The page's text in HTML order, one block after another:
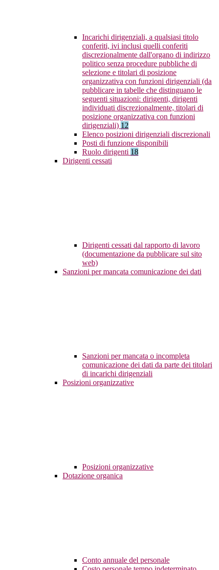
Incarichi dirigenziali, a qualsiasi titolo
conferiti, ivi inclusi quelli conferiti
discrezionalmente dall'organo di indirizzo
politico senza procedure pubbliche di
selezione e titolari di posizione
organizzativa con funzioni dirigenziali (da
pubblicare in tabelle che distinguano le
seguenti situazioni: dirigenti, dirigenti
individuati discrezionalmente, titolari di
posizione organizzativa con funzioni
dirigenziali) 12
Elenco posizioni dirigenziali discrezionali
Posti di funzione disponibili
Ruolo dirigenti 18
Dirigenti cessati
Dirigenti cessati dal rapporto di lavoro
(documentazione da pubblicare sul sito
web)
Sanzioni per mancata comunicazione dei dati
Sanzioni per mancata o incompleta
comunicazione dei dati da parte dei titolari
di incarichi dirigenziali
Posizioni organizzative
Posizioni organizzative
Dotazione organica
Conto annuale del personale